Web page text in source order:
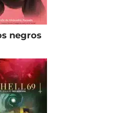
negros